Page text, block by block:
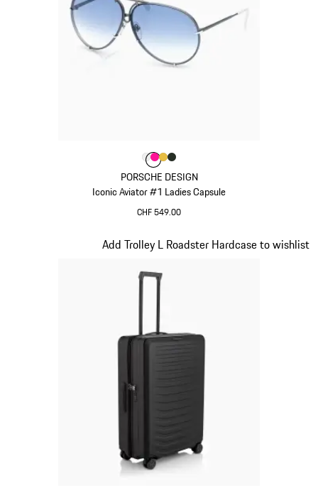
PORSCHE DESIGN
Iconic Aviator #1 Ladies Capsule
CHF 549.00
Colore
ColoreBianco
Colore
ColoreColore
Add Trolley L Roadster Hardcase to wishlist